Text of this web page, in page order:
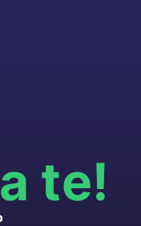
a te!